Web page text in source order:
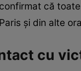
că
și din alte
cu